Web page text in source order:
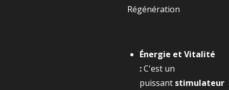
Régénération
Énergie et Vitalité
:C'est un
puissant stimulateur